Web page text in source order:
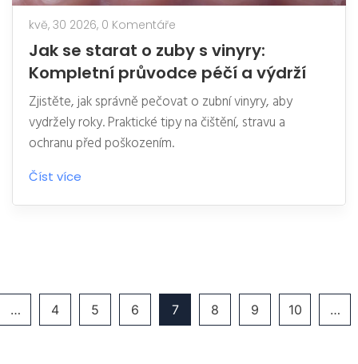
kvě, 30 2026, 0 Komentáře
Jak se starat o zuby s vinyry:
Kompletní průvodce péčí a výdrží
Zjistěte, jak správně pečovat o zubní vinyry, aby
vydržely roky. Praktické tipy na čištění, stravu a
ochranu před poškozením.
Číst více
… 4 5 6 7 8 9 10 …